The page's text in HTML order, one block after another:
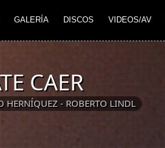
GALERÍA DISCOS VIDEOS/AV
CAER
HERNÍQUEZ - ROBERTO LINDL